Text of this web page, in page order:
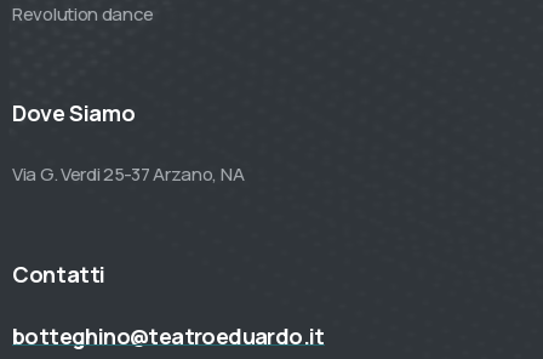
Revolution dance
Dove Siamo
Via G. Verdi 25-37 Arzano, NA
Contatti
botteghino@teatroeduardo.it